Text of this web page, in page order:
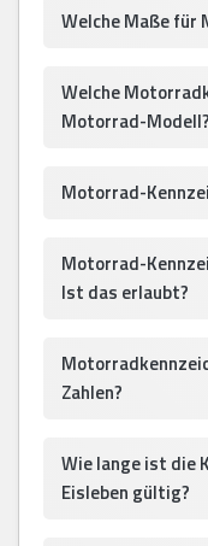
Welche Maße für
Welche
Motorrad-Modell?
Motorrad-
Motorrad-
Ist das erlaubt?
Zahlen?
Wie lange ist die
Eisleben gültig?